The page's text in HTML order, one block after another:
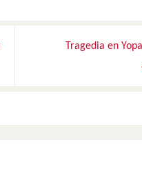
Tragedia en